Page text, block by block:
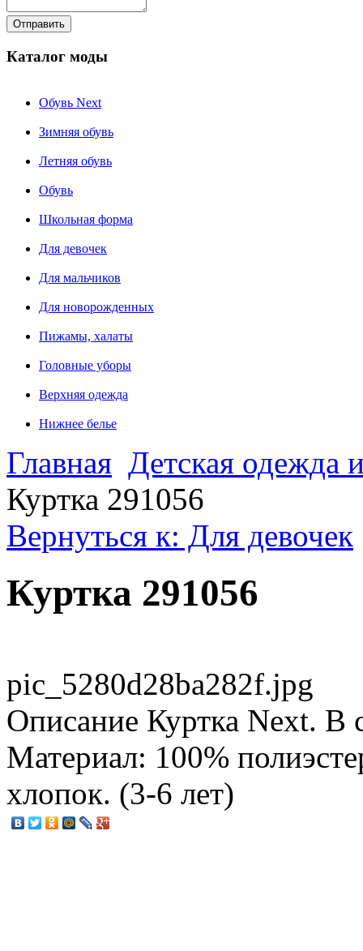
Каталог моды
Обувь Next
Зимняя обувь
Летняя обувь
Обувь
Школьная форма
Для девочек
Для мальчиков
Для новорожденных
Пижамы, халаты
Головные уборы
Верхняя одежда
Нижнее белье
Главная Детская одежда
Куртка 291056
Вернуться к: Для девочек
Куртка 291056
pic_5280d28ba282f.jpg
Описание Куртка Next. В
Материал: 100%
хлопок. (3-6 лет)